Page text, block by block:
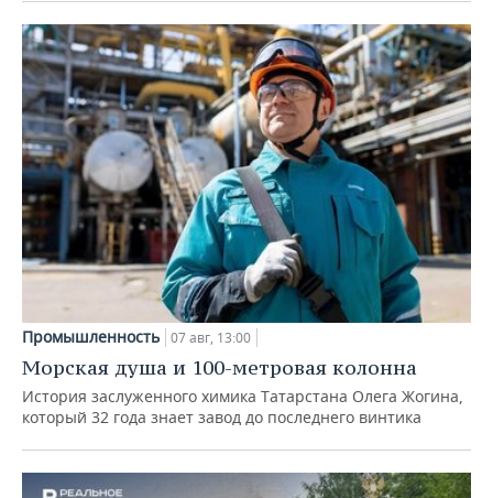
Промышленность 07 авг, 13:00
Морская душа и 100-метровая колонна
История заслуженного химика Татарстана Олега Жогина,
который 32 года знает завод до последнего винтика